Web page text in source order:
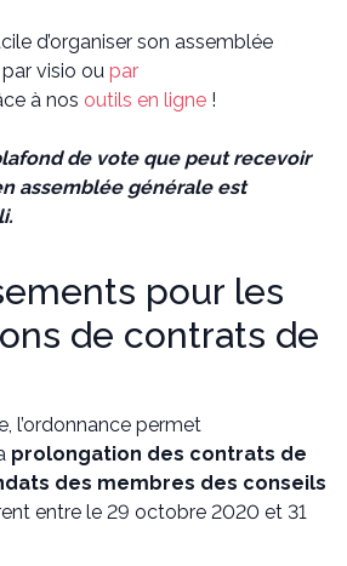
d’organiser son assemblée
visio ou par
à nos outils en ligne !
de vote que peut recevoir
assemblée générale est
pour les
de contrats de
l’ordonnance permet
prolongation des contrats de
des membres des conseils
entre le 29 octobre 2020 et 31